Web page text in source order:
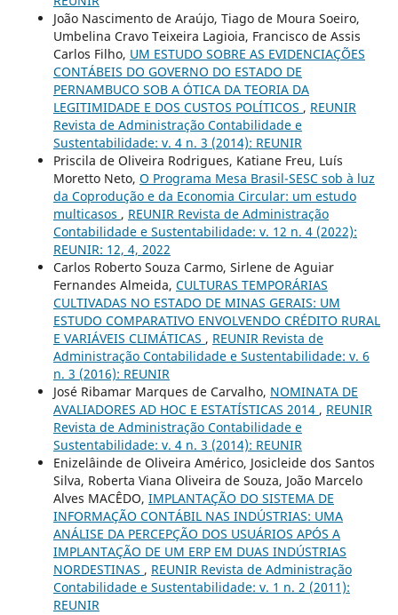
João Nascimento de Araújo, Tiago de Moura Soeiro,
Umbelina Cravo Teixeira Lagioia, Francisco de Assis
Carlos Filho, UM ESTUDO SOBRE AS EVIDENCIAÇÕES
CONTÁBEIS DO GOVERNO DO ESTADO DE
PERNAMBUCO SOB A ÓTICA DA TEORIA DA
LEGITIMIDADE E DOS CUSTOS POLÍTICOS , REUNIR
Revista de Administração Contabilidade e
Sustentabilidade: v. 4 n. 3 (2014): REUNIR
Priscila de Oliveira Rodrigues, Katiane Freu, Luís
Moretto Neto, O Programa Mesa Brasil-SESC sob à luz
da Coprodução e da Economia Circular: um estudo
multicasos , REUNIR Revista de Administração
Contabilidade e Sustentabilidade: v. 12 n. 4 (2022):
REUNIR: 12, 4, 2022
Carlos Roberto Souza Carmo, Sirlene de Aguiar
Fernandes Almeida, CULTURAS TEMPORÁRIAS
CULTIVADAS NO ESTADO DE MINAS GERAIS: UM
ESTUDO COMPARATIVO ENVOLVENDO CRÉDITO RURAL
E VARIÁVEIS CLIMÁTICAS , REUNIR Revista de
Administração Contabilidade e Sustentabilidade: v. 6
n. 3 (2016): REUNIR
José Ribamar Marques de Carvalho, NOMINATA DE
AVALIADORES AD HOC E ESTATÍSTICAS 2014 , REUNIR
Revista de Administração Contabilidade e
Sustentabilidade: v. 4 n. 3 (2014): REUNIR
Enizelâinde de Oliveira Américo, Josicleide dos Santos
Silva, Roberta Viana Oliveira de Souza, João Marcelo
Alves MACÊDO, IMPLANTAÇÃO DO SISTEMA DE
INFORMAÇÃO CONTÁBIL NAS INDÚSTRIAS: UMA
ANÁLISE DA PERCEPÇÃO DOS USUÁRIOS APÓS A
IMPLANTAÇÃO DE UM ERP EM DUAS INDÚSTRIAS
NORDESTINAS , REUNIR Revista de Administração
Contabilidade e Sustentabilidade: v. 1 n. 2 (2011):
REUNIR